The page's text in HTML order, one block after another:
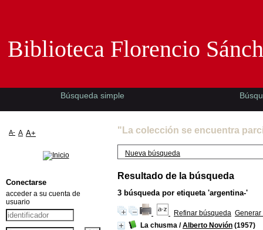
"La colección se encuentra
Nueva búsqueda
Resultado de la búsqueda
3 búsqueda por etiqueta 'argentina-'
Refinar búsqueda Generar
La chusma /Alberto Novión (1957)
Biblioteca Florencio
Búsqueda simple
A- A A+
Conectarse
acceder a su cuenta de
usuario